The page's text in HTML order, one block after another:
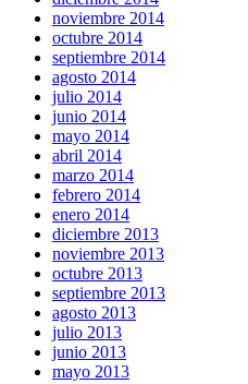
noviembre 2014
octubre 2014
septiembre 2014
agosto 2014
julio 2014
junio 2014
mayo 2014
abril 2014
marzo 2014
febrero 2014
enero 2014
diciembre 2013
noviembre 2013
octubre 2013
septiembre 2013
agosto 2013
julio 2013
junio 2013
mayo 2013